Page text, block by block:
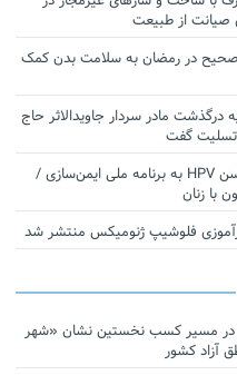
صیانت از طبیعت
صحیح در رمضان به سلامت بدن کمک
درگذشت مادر سردار جاویدالاثر حاج
تسلیت گفت
بررسی ورود واکسن HPV به برنامه ملی ایمن‌سازی /
با زنان
فلوشیپ ژنومیکس منتشر شد
در مسیر کسب نخستین نشان «شهر
آزاد کشور